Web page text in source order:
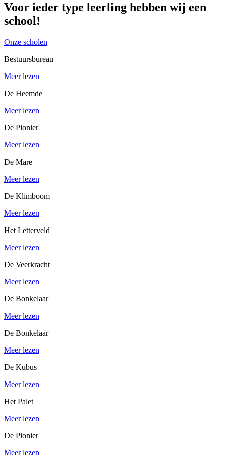
Voor ieder type leerling hebben wij een
school!
Onze scholen
Bestuursbureau
Meer lezen
De Heemde
Meer lezen
De Pionier
Meer lezen
De Mare
Meer lezen
De Klimboom
Meer lezen
Het Letterveld
Meer lezen
De Veerkracht
Meer lezen
De Bonkelaar
Meer lezen
De Bonkelaar
Meer lezen
De Kubus
Meer lezen
Het Palet
Meer lezen
De Pionier
Meer lezen